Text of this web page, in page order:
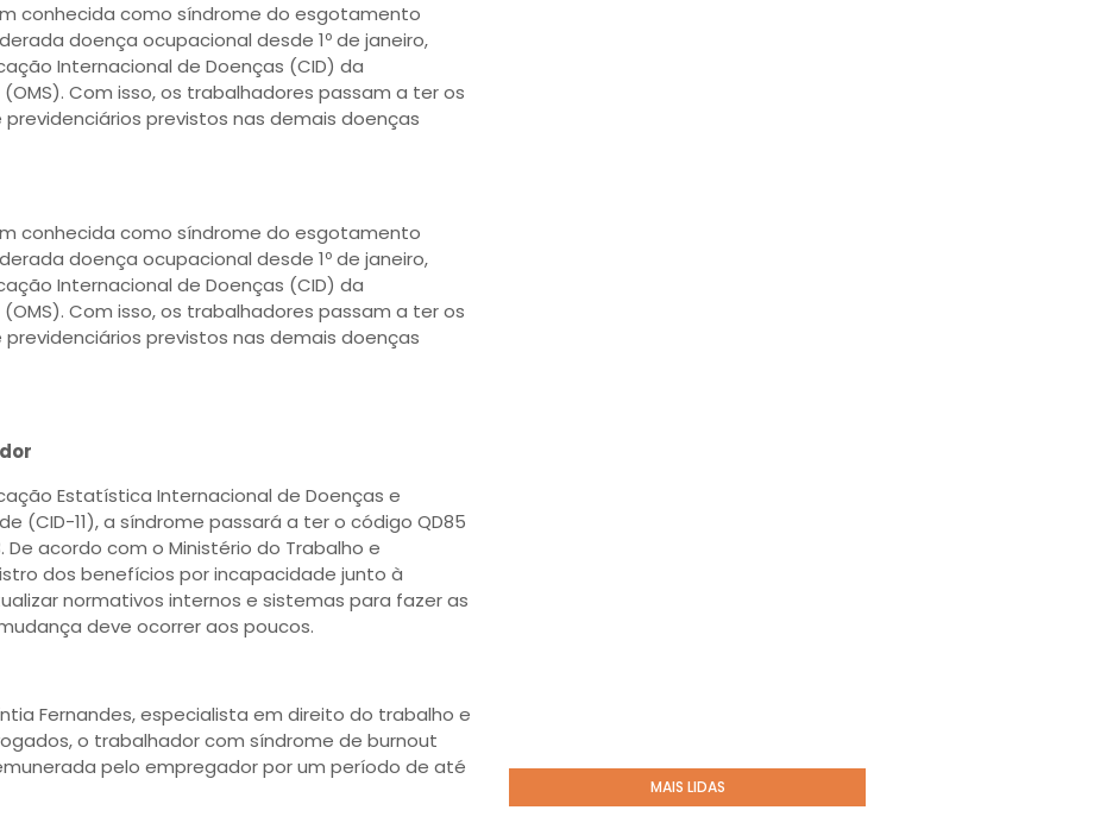
conhecida como síndrome do esgotamento
doença ocupacional desde 1º de janeiro,
Internacional de Doenças (CID) da
Com isso, os trabalhadores passam a ter os
previstos nas demais doenças
conhecida como síndrome do esgotamento
doença ocupacional desde 1º de janeiro,
Internacional de Doenças (CID) da
Com isso, os trabalhadores passam a ter os
previstos nas demais doenças
Estatística Internacional de Doenças e
(CID-11), a síndrome passará a ter o código QD85
acordo com o Ministério do Trabalho e
dos benefícios por incapacidade junto à
normativos internos e sistemas para fazer as
deve ocorrer aos poucos.
Fernandes, especialista em direito do trabalho e
o trabalhador com síndrome de burnout
pelo empregador por um período de até
MAIS LIDAS